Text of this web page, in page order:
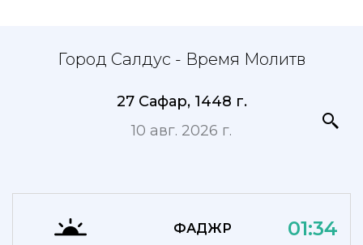
Город Салдус - Время Молитв
27 Сафар, 1448 г.
10 авг. 2026 г.
ФАДЖР 01:34